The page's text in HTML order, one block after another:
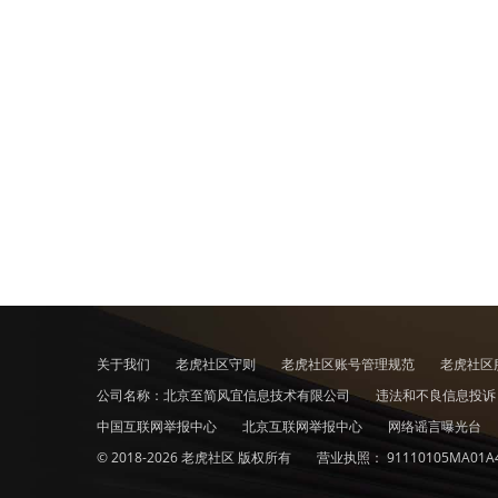
关于我们 老虎社区守则 老虎社区账号管理规范
老虎社
公司名称：北京至简风宜信息技术有限公司
违法和不良信息投
中国互联网举报中心
北京互联网举报中心
网络谣言曝光台
© 2018-2026 老虎社区 版权所有
营业执照：